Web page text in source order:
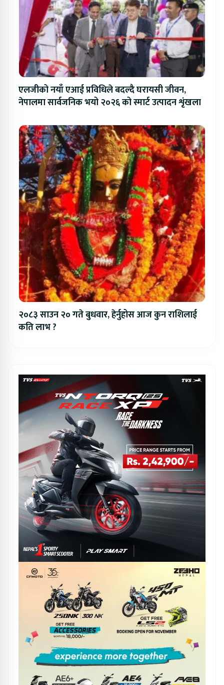
एलजीको नयाँ एआई प्रविधिले बदल्दै घरायसी जीवन,
नेपालमा सार्वजनिक भयो २०२६ को स्मार्ट उत्पादन शृंखला
२०८३ साउन २० गते बुधवार, हेर्नुहोस आज कुन राशिलाई
कति लाभ ?